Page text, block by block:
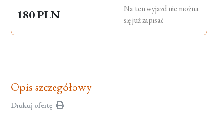
180 PLN
Na ten wyjazd nie można
się już zapisać
Opis szczegółowy
Drukuj ofertę